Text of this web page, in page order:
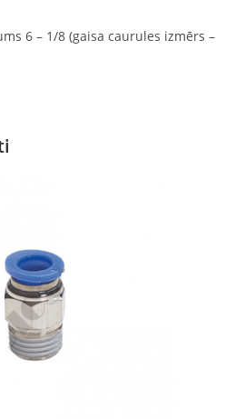
6 – 1/8 (gaisa caurules izmērs –